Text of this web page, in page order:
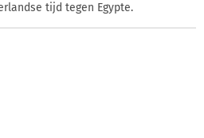
tijd tegen Egypte.